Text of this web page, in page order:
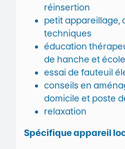
réinsertion
petit appareillage,
techniques
éducation
de hanche et
essai de fauteuil
conseils en
domicile et poste
relaxation
Spécifique appareil